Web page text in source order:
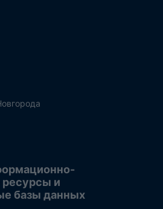
ресурсы и
базы данных